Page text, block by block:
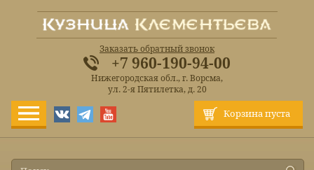
Корзина пуста
Заказать обратный звонок
+7 960-190-94-00
Нижегородская обл., г. Ворсма,
ул. 2-я Пятилетка, д. 20